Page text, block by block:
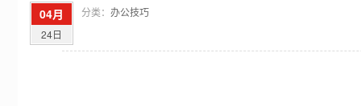
04月
24日
分类： 办公技巧